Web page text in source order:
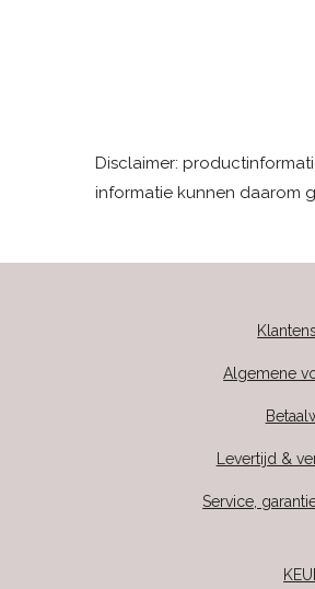
Disclaimer:
informatie kunnen daarom
Algemene
Levertijd &
Service,